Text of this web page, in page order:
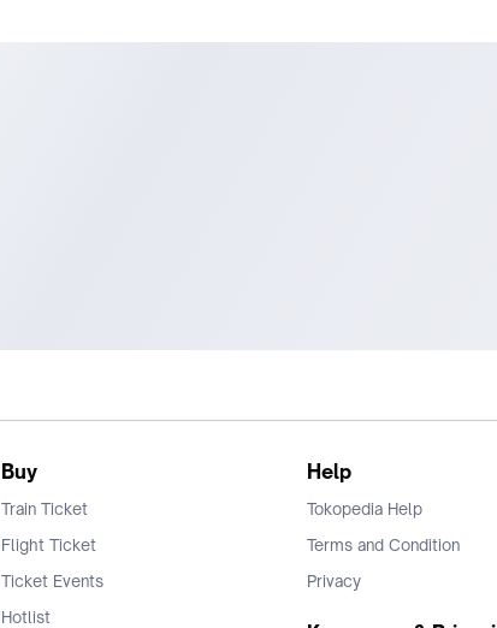
Buy
Train Ticket
Flight Ticket
Ticket Events
Hotlist
Help
Tokopedia Help
Terms and Condition
Privacy